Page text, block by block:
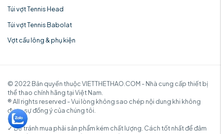
Túi vợt Tennis Head
Túi vợt Tennis Babolat
Vợt cầu lông & phụ kiện
© 2022 Bản quyền thuộc VIETTHETHAO.COM - Nhà cung cấp thiết bị
thể thao chính hãng tại Việt Nam.
® All rights reserved - Vui lòng không sao chép nội dung khi không
được sự đồng ý của chúng tôi.
✓ Để tránh mua phải sản phẩm kém chất lượng. Cách tốt nhất để đảm